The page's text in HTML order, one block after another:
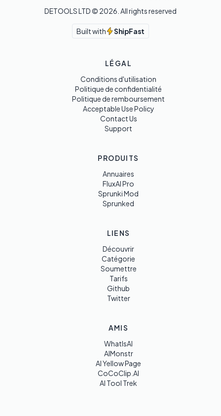
DETOOLS LTD © 2026 . All rights reserved
Built with ShipFast
LÉGAL
Conditions d'utilisation
Politique de confidentialité
Politique de remboursement
Acceptable Use Policy
Contact Us
Support
PRODUITS
Annuaires
FluxAI Pro
Sprunki Mod
Sprunked
LIENS
Découvrir
Catégorie
Soumettre
Tarifs
Github
Twitter
AMIS
WhatIsAI
AIMonstr
AI Yellow Page
CoCoClip.AI
AI Tool Trek